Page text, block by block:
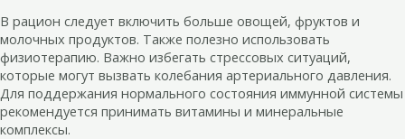
В рацион следует включить больше овощей, фруктов и
молочных продуктов. Также полезно использовать
физиотерапию. Важно избегать стрессовых ситуаций,
которые могут вызвать колебания артериального давления.
Для поддержания нормального состояния иммунной системы
рекомендуется принимать витамины и минеральные
комплексы.